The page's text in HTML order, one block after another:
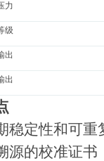
力
级
出
出
稳定性和可重
源的校准证书